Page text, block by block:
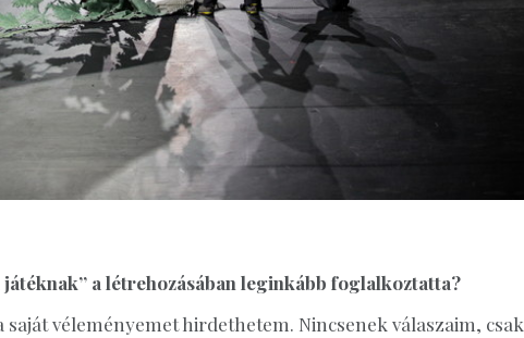
a létrehozásában leginkább foglalkoztatta?
véleményemet hirdethetem. Nincsenek válaszaim, csak